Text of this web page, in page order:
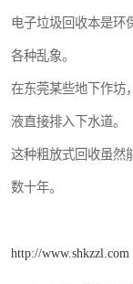
电子垃圾回收本是环
各种乱象。
在东莞某些地下作坊
液直接排入下水道。
这种粗放式回收虽然
数十年。
http://www.shkzzl.com